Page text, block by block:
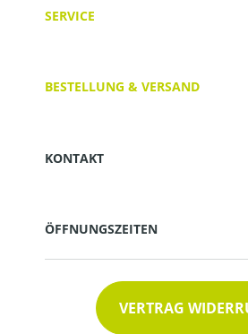
SERVICE
BESTELLUNG & VERSAND
KONTAKT
ÖFFNUNGSZEITEN
VERTRAG